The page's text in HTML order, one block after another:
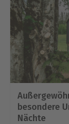
besondere
Nächte